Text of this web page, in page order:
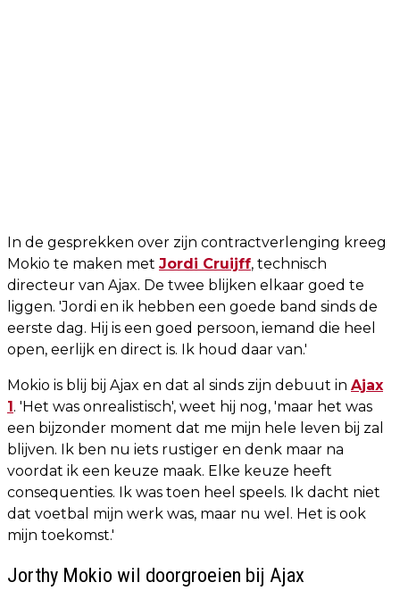
In de gesprekken over zijn contractverlenging kreeg
Mokio te maken met Jordi Cruijff, technisch
directeur van Ajax. De twee blijken elkaar goed te
liggen. 'Jordi en ik hebben een goede band sinds de
eerste dag. Hij is een goed persoon, iemand die heel
open, eerlijk en direct is. Ik houd daar van.'
Mokio is blij bij Ajax en dat al sinds zijn debuut in Ajax
1. 'Het was onrealistisch', weet hij nog, 'maar het was
een bijzonder moment dat me mijn hele leven bij zal
blijven. Ik ben nu iets rustiger en denk maar na
voordat ik een keuze maak. Elke keuze heeft
consequenties. Ik was toen heel speels. Ik dacht niet
dat voetbal mijn werk was, maar nu wel. Het is ook
mijn toekomst.'
Jorthy Mokio wil doorgroeien bij Ajax